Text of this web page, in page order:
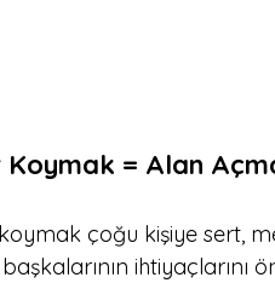
Koymak = Alan
koymak çoğu kişiye sert,
ihtiyaçlarını